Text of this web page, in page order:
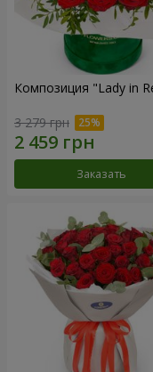
Композиция "Lady in
3 279 грн
Заказать